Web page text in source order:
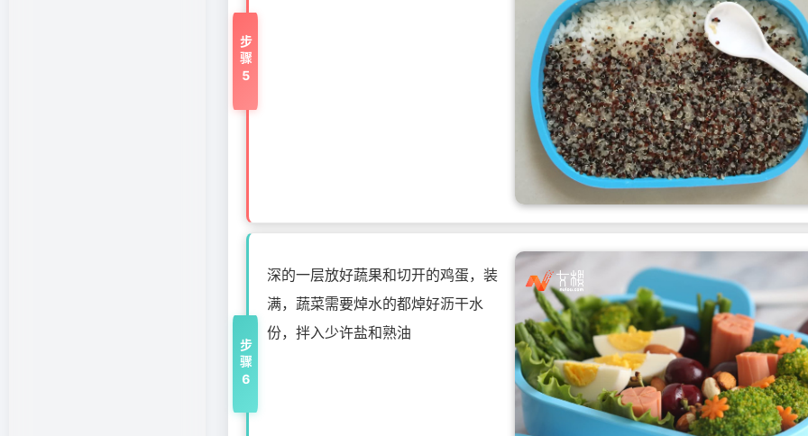
步骤5
深的一层放好蔬果和切开的鸡蛋，装
满，蔬菜需要焯水的都焯好沥干水
份，拌入少许盐和熟油
步骤6